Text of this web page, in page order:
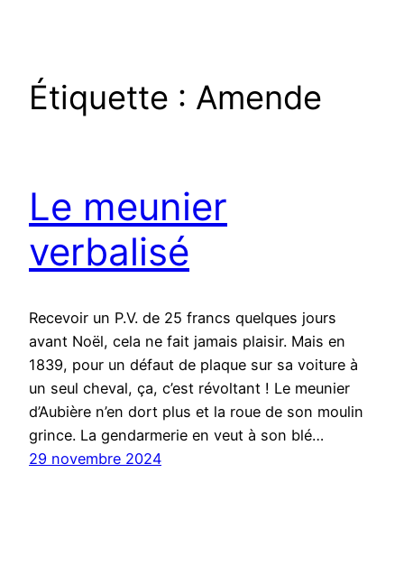
Étiquette : Amende
Le meunier
verbalisé
Recevoir un P.V. de 25 francs quelques jours
avant Noël, cela ne fait jamais plaisir. Mais en
1839, pour un défaut de plaque sur sa voiture à
un seul cheval, ça, c’est révoltant ! Le meunier
d’Aubière n’en dort plus et la roue de son moulin
grince. La gendarmerie en veut à son blé…
29 novembre 2024